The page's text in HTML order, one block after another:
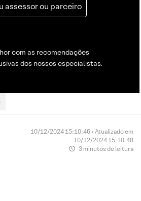
assessor ou parceiro
com as recomendações
dos nossos especialistas.
10/12/2024 15:10:46 • Atualizado em
10/12/2024 15:10:48
3 minutos de leitura